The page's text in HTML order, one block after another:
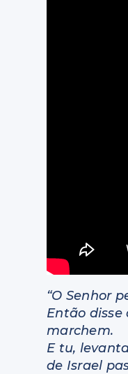
“O Senhor
Então disse
marchem.
E tu,
de Israel